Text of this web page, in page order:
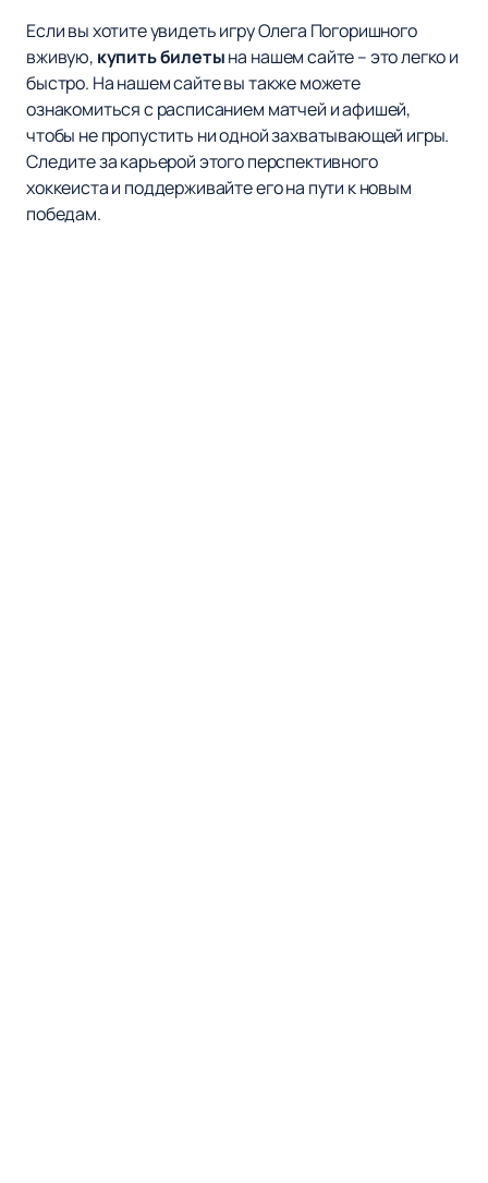
Если вы хотите увидеть игру Олега Погоришного
вживую, купить билетына нашем сайте – это легко и
быстро. На нашем сайте вы также можете
ознакомиться с расписанием матчей и афишей,
чтобы не пропустить ни одной захватывающей игры.
Следите за карьерой этого перспективного
хоккеиста и поддерживайте его на пути к новым
победам.